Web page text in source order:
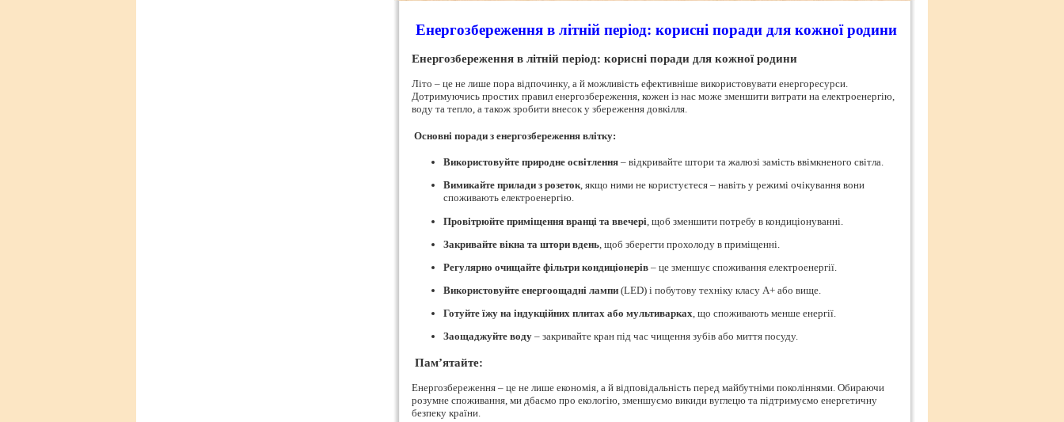
Енергозбереження в літній період: корисні поради для кожної родини
Енергозбереження в літній період: корисні поради для кожної родини
Літо – це не лише пора відпочинку, а й можливість ефективніше використовувати енергоресурси.
Дотримуючись простих правил енергозбереження, кожен із нас може зменшити витрати на електроенергію,
воду та тепло, а також зробити внесок у збереження довкілля.
Основні поради з енергозбереження влітку:
Використовуйте природне освітлення – відкривайте штори та жалюзі замість ввімкненого світла.
Вимикайте прилади з розеток, якщо ними не користуєтеся – навіть у режимі очікування вони
споживають електроенергію.
Провітрюйте приміщення вранці та ввечері , щоб зменшити потребу в кондиціонуванні.
Закривайте вікна та штори вдень , щоб зберегти прохолоду в приміщенні.
Регулярно очищайте фільтри кондиціонерів – це зменшує споживання електроенергії.
Використовуйте енергоощадні лампи (LED) і побутову техніку класу А+ або вище.
Готуйте їжу на індукційних плитах або мультиварках, що споживають менше енергії.
Заощаджуйте воду – закривайте кран під час чищення зубів або миття посуду.
Пам’ятайте:
Енергозбереження – це не лише економія, а й відповідальність перед майбутніми поколіннями. Обираючи
розумне споживання, ми дбаємо про екологію, зменшуємо викиди вуглецю та підтримуємо енергетичну
безпеку країни.